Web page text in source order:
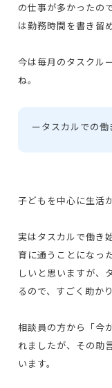
の仕事が多かったの
は勤務時間を書き留
今は毎月のタスクル
ね。
ータスカルでの働
子どもを中心に生活
実はタスカルで働き
育に通うことになっ
しいと思いますが、
るので、すごく助か
相談員の方から「今
れましたが、その助
います。